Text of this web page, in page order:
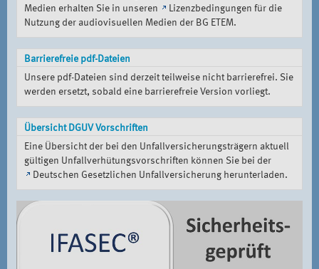
Medien erhalten Sie in unseren
Lizenzbedingungen für die
Nutzung der audiovisuellen Medien der BG ETEM.
Barrierefreie pdf-Dateien
Unsere pdf-Dateien sind derzeit teilweise nicht barrierefrei. Sie
werden ersetzt, sobald eine barrierefreie Version vorliegt.
Übersicht DGUV Vorschriften
Eine Übersicht der bei den Unfallversicherungsträgern aktuell
gültigen Unfallverhütungsvorschriften können Sie bei der
Deutschen Gesetzlichen Unfallversicherung herunterladen.